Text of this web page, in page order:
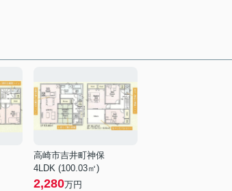
高崎市吉井町神保
4LDK (100.03㎡)
2,280万円